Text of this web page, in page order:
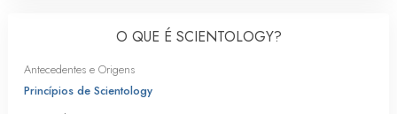
O QUE É SCIENTOLOGY?
Antecedentes e Origens
Princípios de Scientology